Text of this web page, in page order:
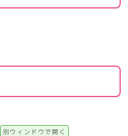
別ウィンドウで開く